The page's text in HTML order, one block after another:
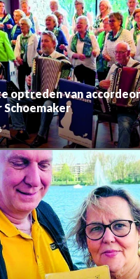
optreden van